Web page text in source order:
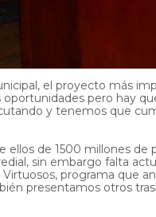
el proyecto más
pero hay
y tenemos que
de 1500 millones de
sin embargo falta
programa que
presentamos otros